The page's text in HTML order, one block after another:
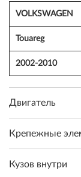
VOLKSWAGEN
Touareg
2002-2010
Двигатель
Крепежные
Кузов внутри